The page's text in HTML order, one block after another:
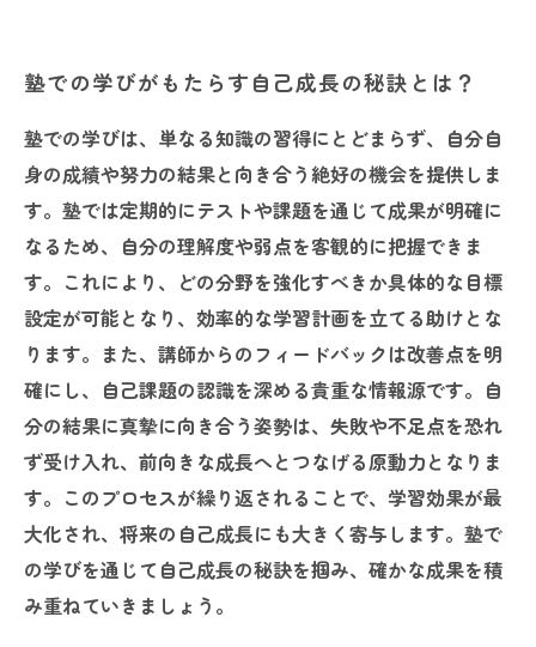
塾での学びがもたらす自己成長の秘訣とは？
塾での学びは、単なる知識の習得にとどまらず、自分自
身の成績や努力の結果と向き合う絶好の機会を提供しま
す。塾では定期的にテストや課題を通じて成果が明確に
なるため、自分の理解度や弱点を客観的に把握できま
す。これにより、どの分野を強化すべきか具体的な目標
設定が可能となり、効率的な学習計画を立てる助けとな
ります。また、講師からのフィードバックは改善点を明
確にし、自己課題の認識を深める貴重な情報源です。自
分の結果に真摯に向き合う姿勢は、失敗や不足点を恐れ
ず受け入れ、前向きな成長へとつなげる原動力となりま
す。このプロセスが繰り返されることで、学習効果が最
大化され、将来の自己成長にも大きく寄与します。塾で
の学びを通じて自己成長の秘訣を掴み、確かな成果を積
み重ねていきましょう。